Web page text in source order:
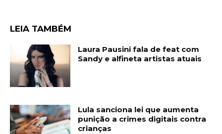
LEIA TAMBÉM
Laura Pausini fala de feat com
Sandy e alfineta artistas atuais
Lula sanciona lei que aumenta
punição a crimes digitais contra
crianças